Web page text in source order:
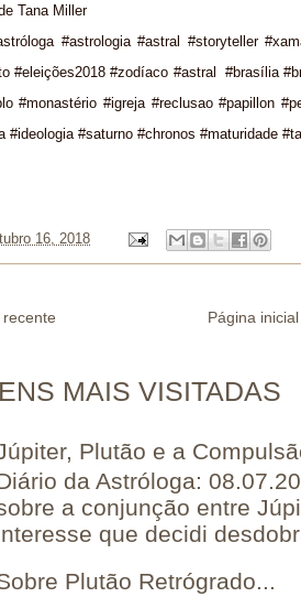
Tana Miller
#astrologia #astral #storyteller
#eleições2018 #zodíaco #astral #brasília
#monastério #igreja #reclusao #papillon
#ideologia #saturno #chronos #maturidade
16, 2018
Página inicial
MAIS VISITADAS
Plutão e a
da Astróloga:
a conjunção entre
que decidi
Plutão Retrógrado...